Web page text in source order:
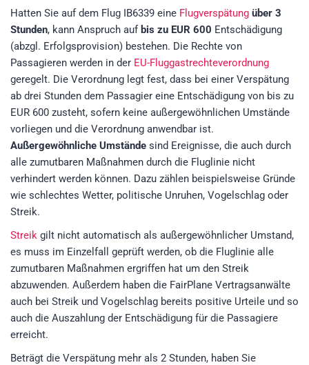
Hatten Sie auf dem Flug IB6339 eine Flugverspätung über 3
Stunden, kann Anspruch auf bis zu EUR 600 Entschädigung
(abzgl. Erfolgsprovision) bestehen. Die Rechte von
Passagieren werden in der EU-Fluggastrechteverordnung
geregelt. Die Verordnung legt fest, dass bei einer Verspätung
ab drei Stunden dem Passagier eine Entschädigung von bis zu
EUR 600 zusteht, sofern keine außergewöhnlichen Umstände
vorliegen und die Verordnung anwendbar ist.
Außergewöhnliche Umstände sind Ereignisse, die auch durch
alle zumutbaren Maßnahmen durch die Fluglinie nicht
verhindert werden können. Dazu zählen beispielsweise Gründe
wie schlechtes Wetter, politische Unruhen, Vogelschlag oder
Streik.
Streik gilt nicht automatisch als außergewöhnlicher Umstand,
es muss im Einzelfall geprüft werden, ob die Fluglinie alle
zumutbaren Maßnahmen ergriffen hat um den Streik
abzuwenden. Außerdem haben die FairPlane Vertragsanwälte
auch bei Streik und Vogelschlag bereits positive Urteile und so
auch die Auszahlung der Entschädigung für die Passagiere
erreicht.
Beträgt die Verspätung mehr als 2 Stunden, haben Sie